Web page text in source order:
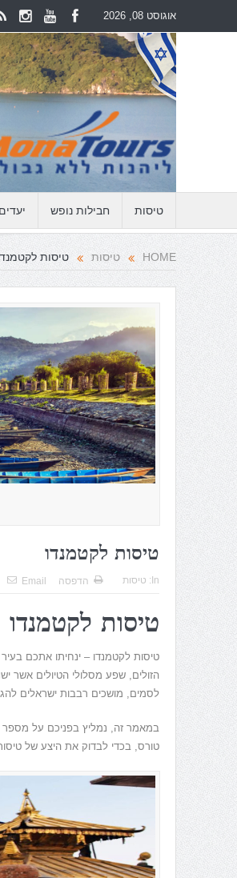
אוגוסט 08, 2026
טיסות חבילות נופש
HOME טיסות טיסות
טיסות לקטמנדו
In: טיסות הדפסה Email
טיסות לקטמנדו
טיסות לקטמנדו – ינחיתו אתכם
הזולים, שפע מסלולי הטיולים
לסמים, מושכים רבבות ישראלים
במאמר זה, נמליץ בפניכם על מספר
טורס, בכדי לבדוק את היצע של